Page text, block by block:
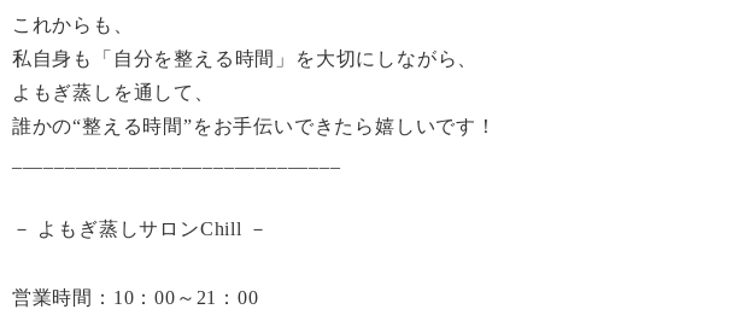
これからも、
私自身も「自分を整える時間」を大切にしながら、
よもぎ蒸しを通して、
誰かの“整える時間”をお手伝いできたら嬉しいです！
－ よもぎ蒸しサロンChill －
営業時間：10：00～21：00